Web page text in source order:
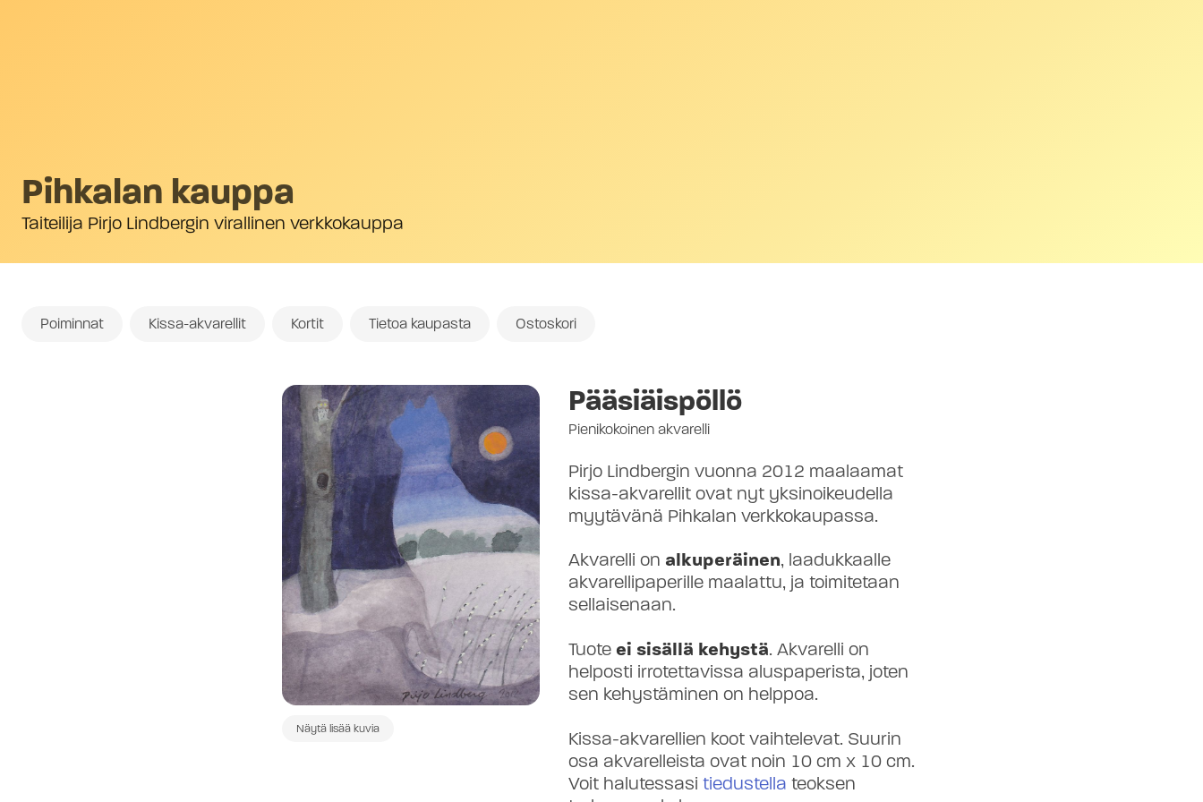
Pihkalan kauppa
Taiteilija Pirjo Lindbergin virallinen verkkokauppa
Poiminnat Kissa-akvarellit Kortit Tietoa kaupasta Ostoskori
Näytä lisää kuvia
Pääsiäispöllö
Pienikokoinen akvarelli
Pirjo Lindbergin vuonna 2012 maalaamat
kissa-akvarellit ovat nyt yksinoikeudella
myytävänä Pihkalan verkkokaupassa.
Akvarelli on alkuperäinen, laadukkaalle
akvarellipaperille maalattu, ja toimitetaan
sellaisenaan.
Tuote ei sisällä kehystä. Akvarelli on
helposti irrotettavissa aluspaperista, joten
sen kehystäminen on helppoa.
Kissa-akvarellien koot vaihtelevat. Suurin
osa akvarelleista ovat noin 10 cm × 10 cm.
Voit halutessasi tiedustella teoksen